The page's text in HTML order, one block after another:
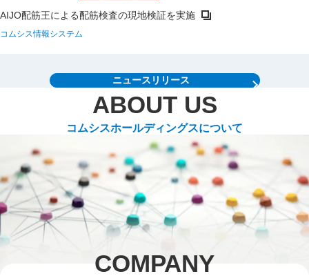
AIJO配筋王による配筋検査の現地検証を実施
コムシス情報システム
ニュースリリース
ABOUT US
コムシスホールディングスについて
COMPANY